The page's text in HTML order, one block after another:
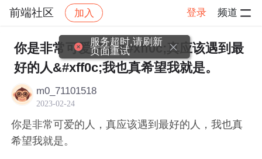
前端社区 加入 登录 频道
社区 前端社区 感慨 帖子详情
你是非常可爱的人&#xff0c;真应该遇到最
好的人&#xff0c;我也真希望我就是。
m0_71101518
2023-02-24
你是非常可爱的人，真应该遇到最好的人，我也真
希望我就是。
服务超时,请刷新
页面重试